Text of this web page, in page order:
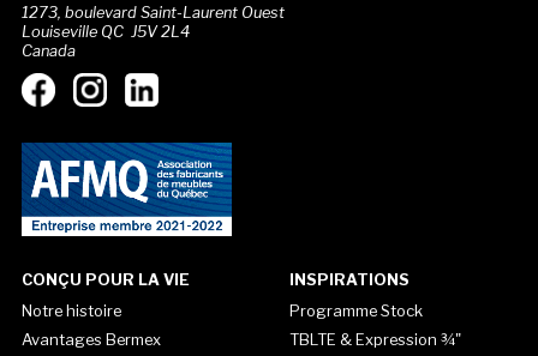
1273, boulevard Saint-Laurent Ouest
Louiseville QC J5V 2L4
Canada
CONÇU POUR LA VIE
Notre histoire
Avantages Bermex
INSPIRATIONS
Programme Stock
TBLTE & Expression ¾"